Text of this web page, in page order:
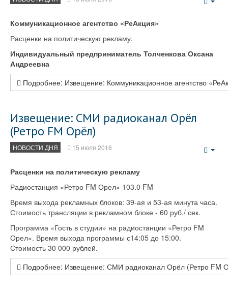
Коммуникационное агентство «РеАкция»
Расценки на политическую рекламу.
Индивидуальный предприниматель Толченкова Оксана
Андреевна
Подробнее: Извещение: Коммуникационное агентство
Извещение: СМИ радиоканал Орёл
(Ретро FM Орёл)
НОВОСТИ ДНЯ 15 июля 2016
Расценки на политическую рекламу
Радиостанция «Ретро FM Орел» 103.0 FM
Время выхода рекламных блоков: 39-ая и 53-ая минута часа.
Стоимость трансляции в рекламном блоке - 60 руб./ сек.
Программа «Гость в студии» на радиостанции «Ретро FM
Орел». Время выхода программы с14:05 до 15:00.
Стоимость 30 000 рублей.
Подробнее: Извещение: СМИ радиоканал Орёл (Ретро FM